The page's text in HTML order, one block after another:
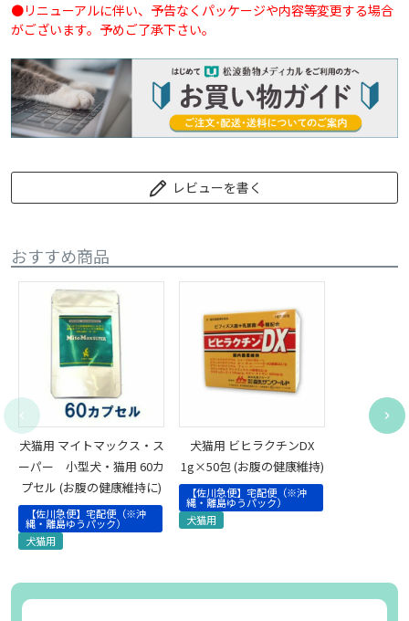
●リニューアルに伴い、予告なくパッケージや内容等変更する場合
がございます。予めご了承下さい。
レビューを書く
おすすめ商品
犬猫用 マイトマックス・ス
ーパー 小型犬・猫用 60カ
プセル (お腹の健康維持に)
【佐川急便】宅配便（※沖
縄・離島ゆうパック）
犬猫用
犬猫用 ビヒラクチンDX
1g×50包 (お腹の健康維持)
【佐川急便】宅配便（※沖
縄・離島ゆうパック）
犬猫用